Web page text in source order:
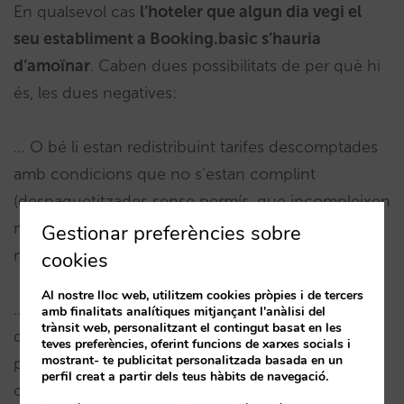
En qualsevol cas l’hoteler que algun dia vegi el
seu establiment a Booking.basic s’hauria
d’amoïnar. Caben dues possibilitats de per què hi
és, les dues negatives:
… O bé li estan redistribuint tarifes descomptades
amb condicions que no s’estan complint
(despaquetitzades sense permís, que incompleixen
markup mínim en cas de netes, mostrades a
mercats als quals no anaven dirigides, etc.)
… O bé l’hotel / cadena ha signat contractes de
distribució sense sentit ni control pels quals, a dos
possibles clients, a igualtat de condicions, se’ls
ofereixen dos preus diferents.
Gestionar preferències sobre
cookies
Al nostre lloc web, utilitzem cookies pròpies i de tercers
amb finalitats analítiques mitjançant l'anàlisi del
trànsit web, personalitzant el contingut basat en les
teves preferències, oferint funcions de xarxes socials i
mostrant- te publicitat personalitzada basada en un
perfil creat a partir dels teus hàbits de navegació.